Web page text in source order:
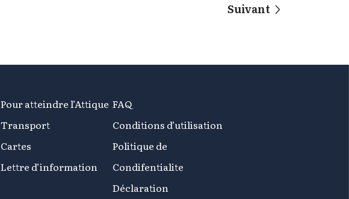
Suivant
Pour atteindre l’Attique
Transport
Cartes
Lettre d’information
FAQ
Conditions d’utilisation
Politique de
Condifentialite
Déclaration